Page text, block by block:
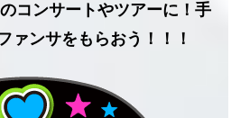
コンサートやツアーに！手
ァンサをもらおう！！！